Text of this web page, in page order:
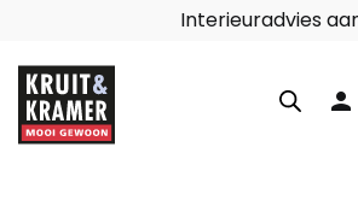
Interieuradvies
person